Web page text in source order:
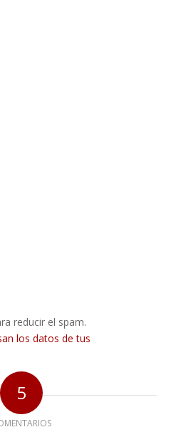
reducir el spam.
los datos de tus
5